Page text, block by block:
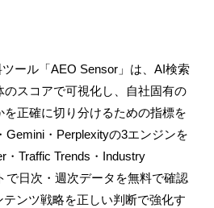
ール「AEO Sensor」は、AI検索
スコアで可視化し、自社固有の
正確に切り分けるための指標を
Gemini・Perplexityの3エンジンを
・Traffic Trends・Industry
で日次・週次データを無料で確認
ンツ戦略を正しい判断で強化す